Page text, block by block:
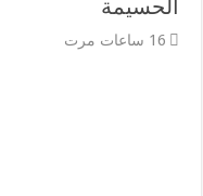
الحسيمة
16 ساعات مرت